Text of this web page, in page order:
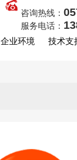
咨询热线：
服务电话：
企业环境 技术支